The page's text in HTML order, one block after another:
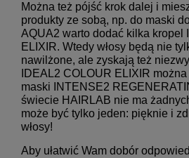
Można też pójść krok dalej i
produkty ze sobą, np. do maski
AQUA2 warto dodać kilka kropel
ELIXIR. Wtedy włosy będą nie
nawilżone, ale zyskają też
IDEAL2 COLOUR ELIXIR
maski INTENSE2
świecie HAIRLAB nie ma
może być tylko jeden: pięknie i
włosy!
Aby ułatwić Wam dobór